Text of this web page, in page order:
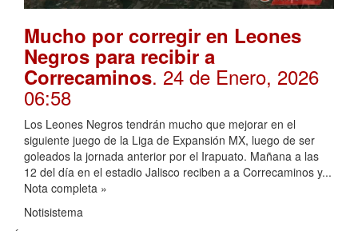
Mucho por corregir en Leones
Negros para recibir a
Correcaminos. 24 de Enero, 2026
06:58
Los Leones Negros tendrán mucho que mejorar en el
siguiente juego de la Liga de Expansión MX, luego de ser
goleados la jornada anterior por el Irapuato. Mañana a las
12 del día en el estadio Jalisco reciben a a Correcaminos y...
Nota completa »
Notisistema